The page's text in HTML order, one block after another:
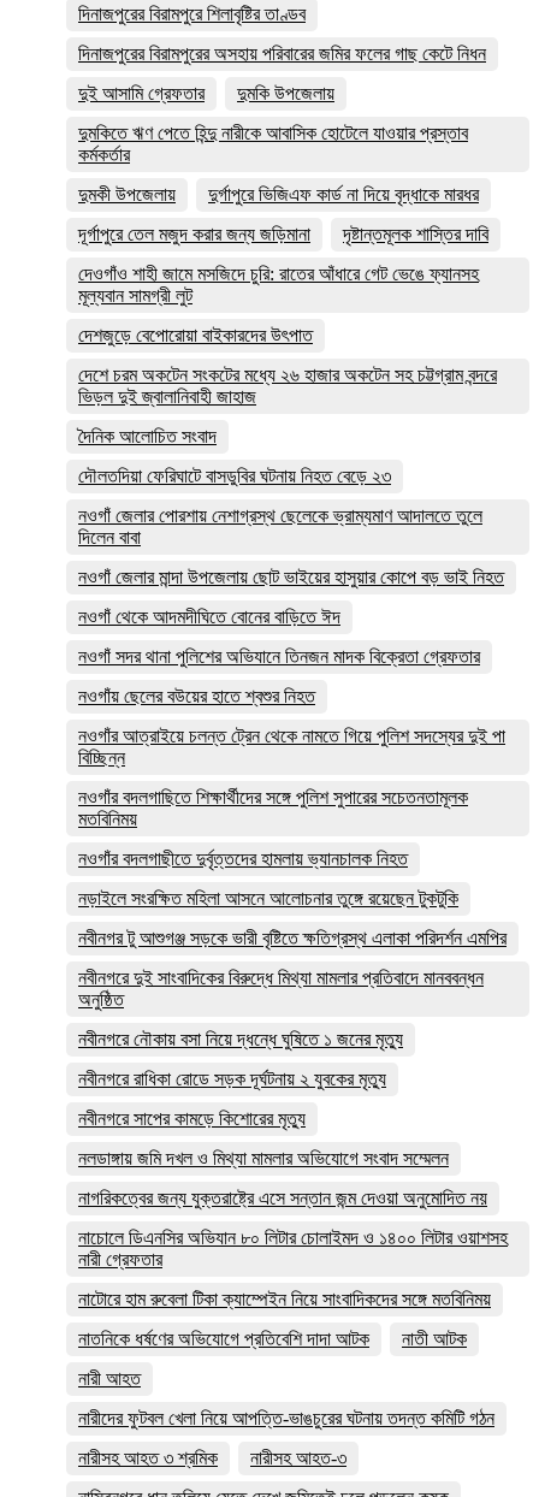
দিনাজপুরের বিরামপুরে শিলাবৃষ্টির তাণ্ডব
দিনাজপুরের বিরামপুরের অসহায় পরিবারের জমির ফলের গাছ কেটে নিধন
দুই আসামি গ্রেফতার
দুমকি উপজেলায়
দুমকিতে ঋণ পেতে হিন্দু নারীকে আবাসিক হোটেলে যাওয়ার প্রস্তাব
কর্মকর্তার
দুমকী উপজেলায়
দুর্গাপুরে ভিজিএফ কার্ড না দিয়ে বৃদ্ধাকে মারধর
দূর্গাপুরে তেল মজুদ করার জন্য জড়িমানা
দৃষ্টান্তমূলক শাস্তির দাবি
দেওগাঁও শাহী জামে মসজিদে চুরি: রাতের আঁধারে গেট ভেঙে ফ্যানসহ
মূল্যবান সামগ্রী লুট
দেশজুড়ে বেপোরোয়া বাইকারদের উৎপাত
দেশে চরম অকটেন সংকটের মধ্যে ২৬ হাজার অকটেন সহ চট্টগ্রাম বন্দরে
ভিড়ল দুই জ্বালানিবাহী জাহাজ
দৈনিক আলোচিত সংবাদ
দৌলতদিয়া ফেরিঘাটে বাসডুবির ঘটনায় নিহত বেড়ে ২৩
নওগাঁ জেলার পোরশায় নেশাগ্রস্থ ছেলেকে ভ্রাম্যমাণ আদালতে তুলে
দিলেন বাবা
নওগাঁ জেলার মান্দা উপজেলায় ছোট ভাইয়ের হাসুয়ার কোপে বড় ভাই নিহত
নওগাঁ থেকে আদমদীঘিতে বোনের বাড়িতে ঈদ
নওগাঁ সদর থানা পুলিশের অভিযানে তিনজন মাদক বিক্রেতা গ্রেফতার
নওগাঁয় ছেলের বউয়ের হাতে শ্বশুর নিহত
নওগাঁর আত্রাইয়ে চলন্ত ট্রেন থেকে নামতে গিয়ে পুলিশ সদস্যের দুই পা
বিচ্ছিন্ন
নওগাঁর বদলগাছিতে শিক্ষার্থীদের সঙ্গে পুলিশ সুপারের সচেতনতামূলক
মতবিনিময়
নওগাঁর বদলগাছীতে দুর্বৃত্তদের হামলায় ভ্যানচালক নিহত
নড়াইলে সংরক্ষিত মহিলা আসনে আলোচনার তুঙ্গে রয়েছেন টুকটুকি
নবীনগর টু আশুগঞ্জ সড়কে ভারী বৃষ্টিতে ক্ষতিগ্রস্থ এলাকা পরিদর্শন এমপির
নবীনগরে দুই সাংবাদিকের বিরুদ্ধে মিথ্যা মামলার প্রতিবাদে মানববন্ধন
অনুষ্ঠিত
নবীনগরে নৌকায় বসা নিয়ে দ্ধন্ধে ঘুষিতে ১ জনের মৃত্যু
নবীনগরে রাধিকা রোডে সড়ক দূর্ঘটনায় ২ যুবকের মৃত্যু
নবীনগরে সাপের কামড়ে কিশোরের মৃত্যু
নলডাঙ্গায় জমি দখল ও মিথ্যা মামলার অভিযোগে সংবাদ সম্মেলন
নাগরিকত্বের জন্য যুক্তরাষ্ট্রে এসে সন্তান জন্ম দেওয়া অনুমোদিত নয়
নাচোলে ডিএনসির অভিযান ৮০ লিটার চোলাইমদ ও ১৪০০ লিটার ওয়াশসহ
নারী গ্রেফতার
নাটোরে হাম রুবেলা টিকা ক্যাম্পেইন নিয়ে সাংবাদিকদের সঙ্গে মতবিনিময়
নাতনিকে ধর্ষণের অভিযোগে প্রতিবেশি দাদা আটক
নাতী আটক
নারী আহত
নারীদের ফুটবল খেলা নিয়ে আপত্তি-ভাঙচুরের ঘটনায় তদন্ত কমিটি গঠন
নারীসহ আহত ৩ শ্রমিক
নারীসহ আহত-৩